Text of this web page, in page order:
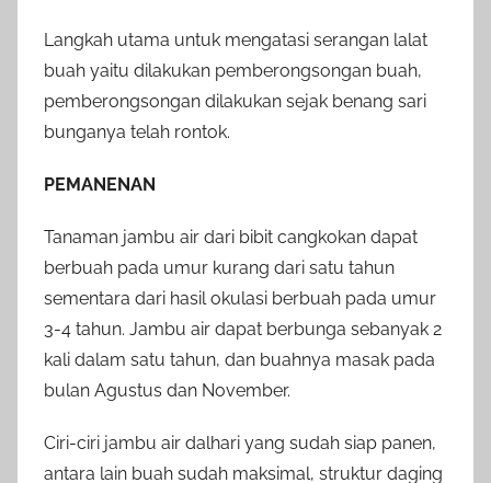
Langkah utama untuk mengatasi serangan lalat
buah yaitu dilakukan pemberongsongan buah,
pemberongsongan dilakukan sejak benang sari
bunganya telah rontok.
PEMANENAN
Tanaman jambu air dari bibit cangkokan dapat
berbuah pada umur kurang dari satu tahun
sementara dari hasil okulasi berbuah pada umur
3-4 tahun. Jambu air dapat berbunga sebanyak 2
kali dalam satu tahun, dan buahnya masak pada
bulan Agustus dan November.
Ciri-ciri jambu air dalhari yang sudah siap panen,
antara lain buah sudah maksimal, struktur daging